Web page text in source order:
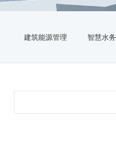
建筑能源管理 智慧水务